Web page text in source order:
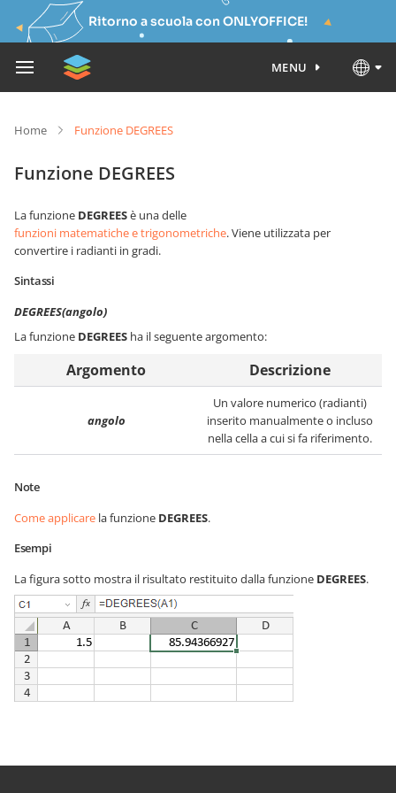
Ritorno a scuola con ONLYOFFICE!
MENU
Home Funzione DEGREES
Funzione DEGREES
La funzione DEGREESè una delle
funzioni matematiche e trigonometriche. Viene utilizzata per
convertire i radianti in gradi.
Sintassi
DEGREES(angolo)
La funzione DEGREES ha il seguente argomento:
Argomento Descrizione
angolo
Un valore numerico (radianti)
inserito manualmente o incluso
nella cella a cui si fa riferimento.
Note
Come applicare la funzione DEGREES.
Esempi
La figura sotto mostra il risultato restituito dalla funzione DEGREES.